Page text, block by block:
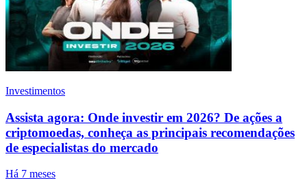
Investimentos
Assista agora: Onde investir em 2026? De ações a
criptomoedas, conheça as principais recomendações
de especialistas do mercado
Há 7 meses